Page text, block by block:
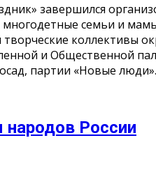
завершился
семьи и
коллективы
и Общественной
партии «Новые люди».
народов России